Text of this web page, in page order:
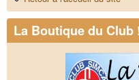
La Boutique du Club